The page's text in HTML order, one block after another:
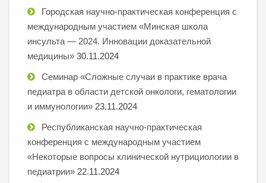
Городская научно-практическая конференция с
международным участием «Минская школа
инсульта — 2024. Инновации доказательной
медицины» 30.11.2024
Семинар «Сложные случаи в практике врача
педиатра в области детской онкологи, гематологии
и иммунологии» 23.11.2024
Республиканская научно-практическая
конференция с международным участием
«Некоторые вопросы клинической нутрициологии в
педиатрии» 22.11.2024